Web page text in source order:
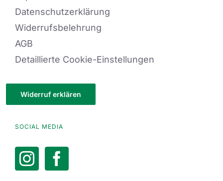
Datenschutzerklärung
Widerrufsbelehrung
AGB
Detaillierte Cookie-Einstellungen
Widerruf erklären
SOCIAL MEDIA